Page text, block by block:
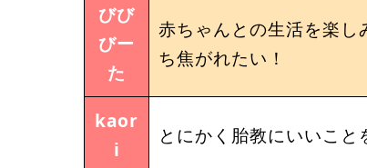
びび
びー
た
赤ちゃんとの生活を楽
ち焦がれたい！
kaor
i
とにかく胎教にいいこと